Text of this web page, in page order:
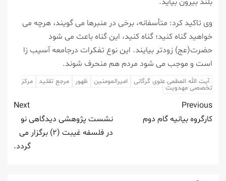
وی تاكید كرد: متأسفانه، برخی در منبرها می گویند، هرچه می
خواهید گناه كنید؛ گناه كنید، این گناه باعث می شود
حضرت(عج) زودتر بیایند. این نوع تفكرات درجامعه آسیب زا
است و موجب می شود مردم هم منحرف شوند.
آیت الله العظمی علوی گرگانی امیرالمومنین ظهور مرجع تقلید مركز
تخصصی مهدویت
Previous
كارگروه بیانیه گام دوم
Next
نشست پژوهشی دیدگاهی نو
در فلسفه غیبت (۲) برگزار می
گردد.